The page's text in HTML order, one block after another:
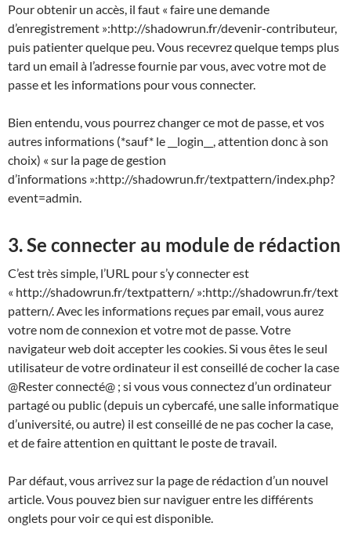
Pour obtenir un accès, il faut « faire une demande
d’enregistrement »:http://shadowrun.fr/devenir-contributeur,
puis patienter quelque peu. Vous recevrez quelque temps plus
tard un email à l’adresse fournie par vous, avec votre mot de
passe et les informations pour vous connecter.
Bien entendu, vous pourrez changer ce mot de passe, et vos
autres informations (*sauf* le __login__, attention donc à son
choix) « sur la page de gestion
d’informations »:http://shadowrun.fr/textpattern/index.php?
event=admin.
3. Se connecter au module de rédaction
C’est très simple, l’URL pour s’y connecter est
« http://shadowrun.fr/textpattern/ »:http://shadowrun.fr/text
pattern/. Avec les informations reçues par email, vous aurez
votre nom de connexion et votre mot de passe. Votre
navigateur web doit accepter les cookies. Si vous êtes le seul
utilisateur de votre ordinateur il est conseillé de cocher la case
@Rester connecté@ ; si vous vous connectez d’un ordinateur
partagé ou public (depuis un cybercafé, une salle informatique
d’université, ou autre) il est conseillé de ne pas cocher la case,
et de faire attention en quittant le poste de travail.
Par défaut, vous arrivez sur la page de rédaction d’un nouvel
article. Vous pouvez bien sur naviguer entre les différents
onglets pour voir ce qui est disponible.